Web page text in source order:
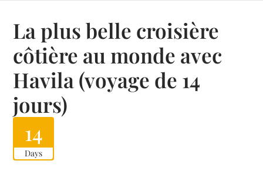
La plus belle croisière
côtière au monde avec
Havila (voyage de 14
jours)
14
Days